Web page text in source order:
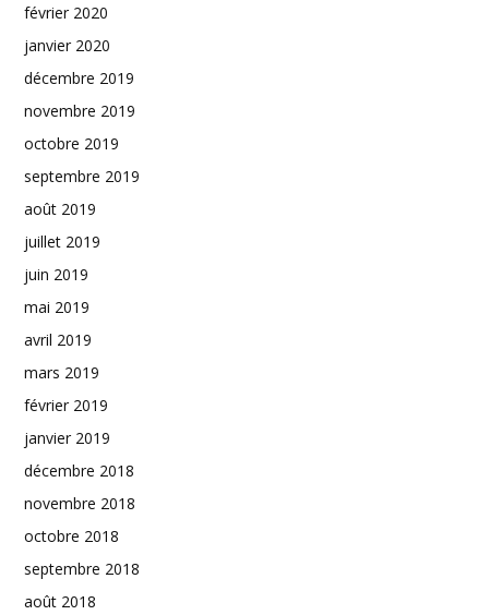
février 2020
janvier 2020
décembre 2019
novembre 2019
octobre 2019
septembre 2019
août 2019
juillet 2019
juin 2019
mai 2019
avril 2019
mars 2019
février 2019
janvier 2019
décembre 2018
novembre 2018
octobre 2018
septembre 2018
août 2018